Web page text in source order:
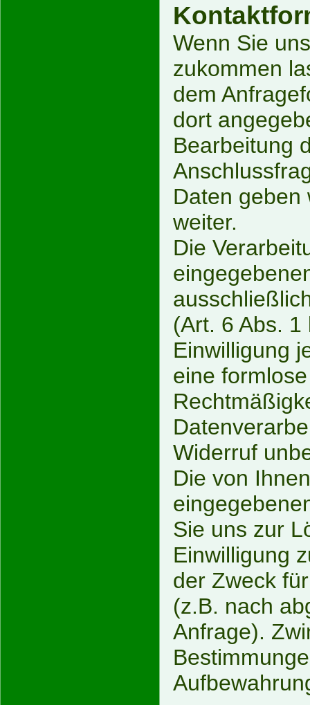
Wenn Sie
zukommen
dem
dort
Bearbeitung
Daten geben
weiter.
Die
(Art. 6 Abs.
Einwilligung
eine
Widerruf
Die von
Sie uns zur
Einwilligung
der Zweck
(z.B. nach
Anfrage).